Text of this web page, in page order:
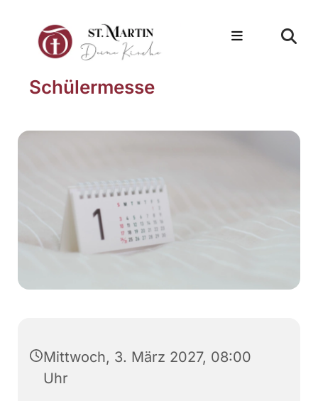
Schülermesse
Mittwoch, 3. März 2027, 08:00
Uhr